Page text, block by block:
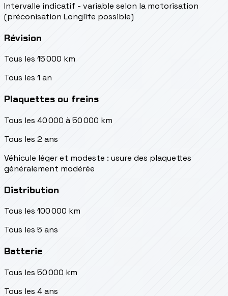
Intervalle indicatif - variable selon la motorisation
(préconisation Longlife possible)
Révision
Tous les 15 000 km
Tous les 1 an
Plaquettes ou freins
Tous les 40 000 à 50 000 km
Tous les 2 ans
Véhicule léger et modeste : usure des plaquettes
généralement modérée
Distribution
Tous les 100 000 km
Tous les 5 ans
Batterie
Tous les 50 000 km
Tous les 4 ans